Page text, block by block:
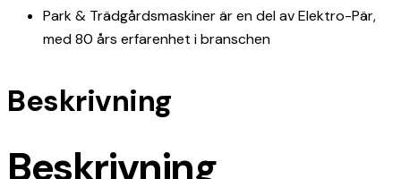
Park & Trädgårdsmaskiner är en del av Elektro-Pär,
med 80 års erfarenhet i branschen
Beskrivning
Beskrivning